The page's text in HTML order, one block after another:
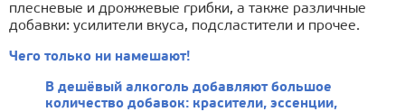
плесневые и дрожжевые грибки, а также различные
добавки: усилители вкуса, подсластители и прочее.
Чего только ни намешают!
В дешёвый алкоголь добавляют большое
количество добавок: красители, эссенции,